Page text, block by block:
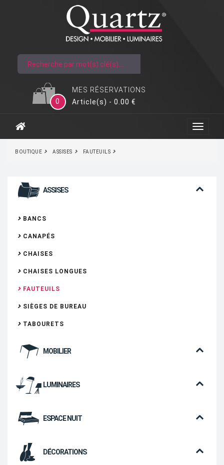
MES RÉSERVATIONS
0
Article(s) - 0.00 €
BOUTIQUE ASSISES FAUTEUILS
ASSISES
BANCS
CANAPÉS
CHAISES
CHAISES LONGUES
FAUTEUILS
SIÈGES DE BUREAU
TABOURETS
MOBILIER
LUMINAIRES
ESPACE NUIT
DÉCORATIONS